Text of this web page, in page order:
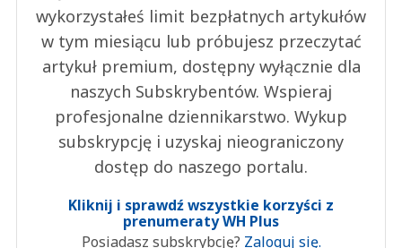
wykorzystałeś limit bezpłatnych artykułów
w tym miesiącu lub próbujesz przeczytać
artykuł premium, dostępny wyłącznie dla
naszych Subskrybentów. Wspieraj
profesjonalne dziennikarstwo. Wykup
subskrypcję i uzyskaj nieograniczony
dostęp do naszego portalu.
Kliknij i sprawdź wszystkie korzyści z
prenumeraty WH Plus
Posiadasz subskrybcję? Zaloguj się.